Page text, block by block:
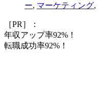
ー, マーケティング,
［PR］：
年収アップ率92%！
転職成功率92%！